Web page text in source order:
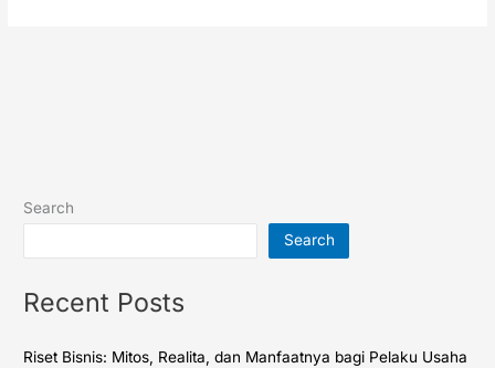
Search
Search
Recent Posts
Riset Bisnis: Mitos, Realita, dan Manfaatnya bagi Pelaku Usaha